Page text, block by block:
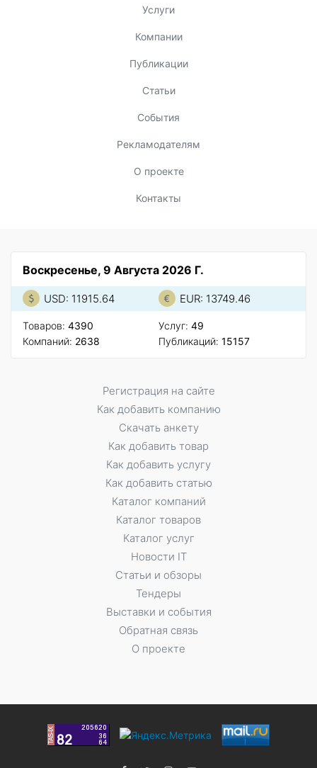
Услуги
Компании
Публикации
Статьи
События
Рекламодателям
О проекте
Контакты
Воскресенье, 9 Августа 2026 Г.
USD: 11915.64 EUR: 13749.46
Товаров: 4390
Компаний: 2638
Услуг: 49
Публикаций: 15157
Регистрация на сайте
Как добавить компанию
Скачать анкету
Как добавить товар
Как добавить услугу
Как добавить статью
Каталог компаний
Каталог товаров
Каталог услуг
Новости IT
Статьи и обзоры
Тендеры
Выставки и события
Обратная связь
О проекте